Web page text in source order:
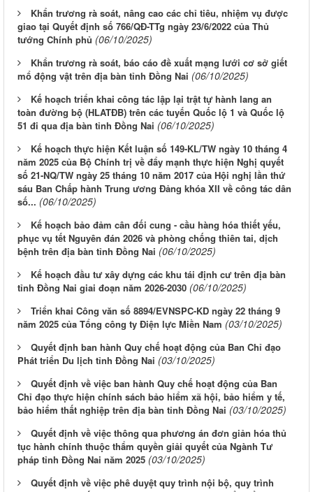
Khẩn trương rà soát, nâng cao các chỉ tiêu, nhiệm vụ được
giao tại Quyết định số 766/QĐ-TTg ngày 23/6/2022 của Thủ
tướng Chính phủ (06/10/2025)
Khẩn trương rà soát, báo cáo đề xuất mạng lưới cơ sở giết
mổ động vật trên địa bàn tỉnh Đồng Nai (06/10/2025)
Kế hoạch triển khai công tác lập lại trật tự hành lang an
toàn đường bộ (HLATĐB) trên các tuyến Quốc lộ 1 và Quốc lộ
51 đi qua địa bàn tỉnh Đồng Nai (06/10/2025)
Kế hoạch thực hiện Kết luận số 149-KL/TW ngày 10 tháng 4
năm 2025 của Bộ Chính trị về đẩy mạnh thực hiện Nghị quyết
số 21-NQ/TW ngày 25 tháng 10 năm 2017 của Hội nghị lần thứ
sáu Ban Chấp hành Trung ương Đảng khóa XII về công tác dân
số... (06/10/2025)
Kế hoạch bảo đảm cân đối cung - cầu hàng hóa thiết yếu,
phục vụ tết Nguyên đán 2026 và phòng chống thiên tai, dịch
bệnh trên địa bàn tỉnh Đồng Nai (06/10/2025)
Kế hoạch đầu tư xây dựng các khu tái định cư trên địa bàn
tỉnh Đồng Nai giai đoạn năm 2026-2030 (06/10/2025)
Triển khai Công văn số 8894/EVNSPC-KD ngày 22 tháng 9
năm 2025 của Tổng công ty Điện lực Miền Nam (03/10/2025)
Quyết định ban hành Quy chế hoạt động của Ban Chỉ đạo
Phát triển Du lịch tỉnh Đồng Nai (03/10/2025)
Quyết định về việc ban hành Quy chế hoạt động của Ban
Chỉ đạo thực hiện chính sách bảo hiểm xã hội, bảo hiểm y tế,
bảo hiểm thất nghiệp trên địa bàn tỉnh Đồng Nai (03/10/2025)
Quyết định về việc thông qua phương án đơn giản hóa thủ
tục hành chính thuộc thẩm quyền giải quyết của Ngành Tư
pháp tỉnh Đồng Nai năm 2025 (03/10/2025)
Quyết định về việc phê duyệt quy trình nội bộ, quy trình